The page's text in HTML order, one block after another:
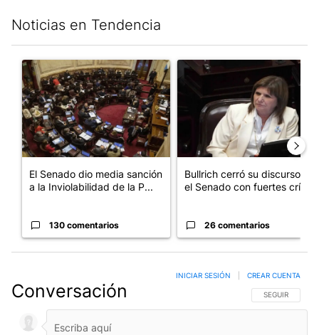
Noticias en Tendencia
Un artículo de tendencia con el título "El Senado dio media
El Senado dio media sanción
a la Inviolabilidad de la P...
130 comentarios
Un artículo de tendencia
Bullrich cerró su discurso en
el Senado con fuertes crí...
26 comentarios
Conversación SIGA ESTA
SEGUIR
INICIAR SESIÓN CREAR CUENTA